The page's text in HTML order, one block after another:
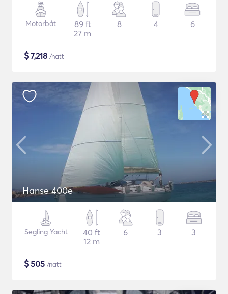
Motorbåt
89 ft
27 m
8 4 6
$7,218 /natt
Hanse 400e
Segling Yacht
40 ft
12 m
6 3 3
$505 /natt